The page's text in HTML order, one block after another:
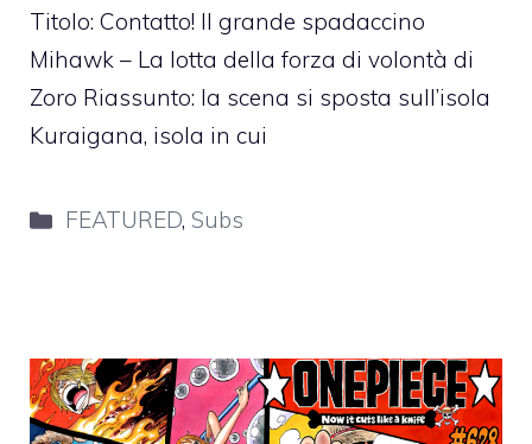
Titolo: Contatto! Il grande spadaccino
Mihawk – La lotta della forza di volontà di
Zoro Riassunto: la scena si sposta sull’isola
Kuraigana, isola in cui
Categorie
FEATURED,Subs